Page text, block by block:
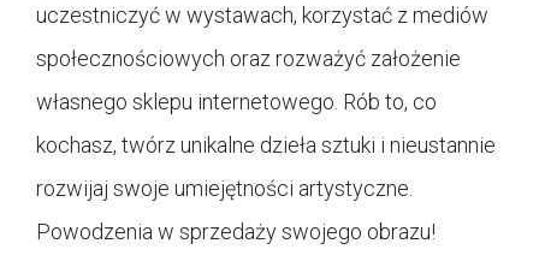
uczestniczyć w wystawach, korzystać z mediów
społecznościowych oraz rozważyć założenie
własnego sklepu internetowego. Rób to, co
kochasz, twórz unikalne dzieła sztuki i nieustannie
rozwijaj swoje umiejętności artystyczne.
Powodzenia w sprzedaży swojego obrazu!